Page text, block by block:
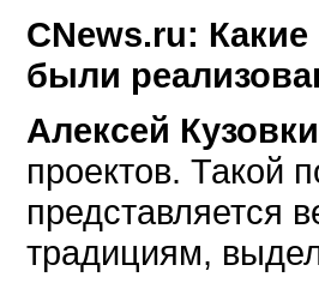
CNews.ru:
были
Алексей
проектов. Такой
представляется
традициям,